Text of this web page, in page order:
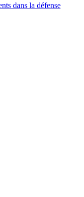
dans la défense